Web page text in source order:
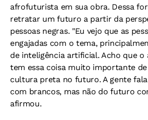
afrofuturista em sua obra. Dessa
retratar um futuro a partir da
pessoas negras. "Eu vejo que as
engajadas com o tema,
de inteligência artificial. Acho que
tem essa coisa muito importante
cultura preta no futuro. A gente
com brancos, mas não do futuro
afirmou.